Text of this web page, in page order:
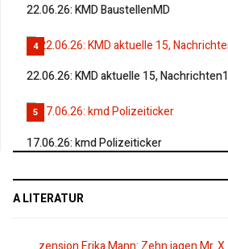
22.06.26: KMD BaustellenMD
4
22.06.26: KMD aktuelle 15, Nachrichten1
5
17.06.26: kmd Polizeiticker
A LITERATUR